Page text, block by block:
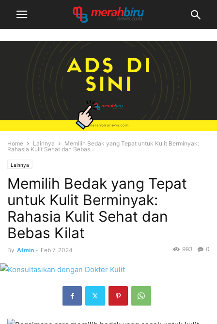
Home Lainnya
Memilih Bedak yang Tepat untuk Kulit Berminyak:
Rahasia Kulit Sehat dan Bebas...
Lainnya
Memilih Bedak yang Tepat
untuk Kulit Berminyak:
Rahasia Kulit Sehat dan
Bebas Kilat
By Atmin - Feb 7, 2024 0
993